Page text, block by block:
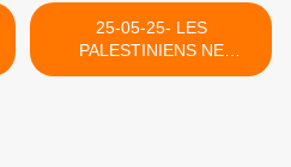
25-05-25- LES
PALESTINIENS NE
REVERRONT PLUS